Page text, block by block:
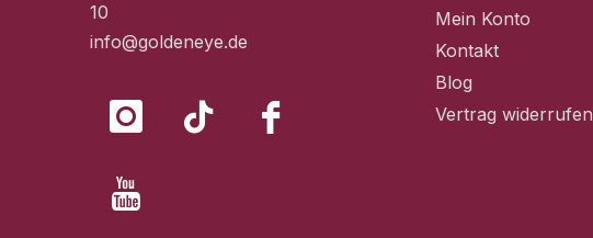
10
info@goldeneye.de
Mein Konto
Kontakt
Blog
Vertrag widerrufen